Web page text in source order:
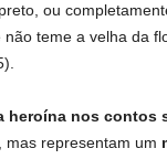
ou
teme a velha da
heroína nos contos
mas representam um